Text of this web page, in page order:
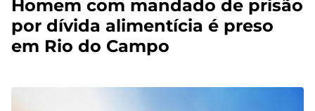
Homem com mandado de prisão
por dívida alimentícia é preso
em Rio do Campo